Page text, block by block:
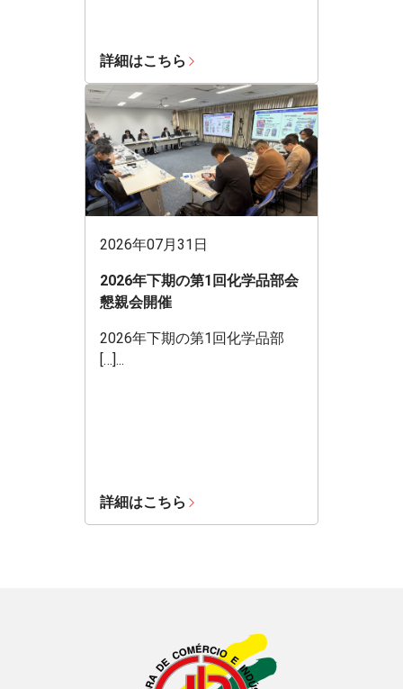
詳細はこちら
2026年07月31日
2026年下期の第1回化学品部会
懇親会開催
2026年下期の第1回化学品部
[…]...
詳細はこちら